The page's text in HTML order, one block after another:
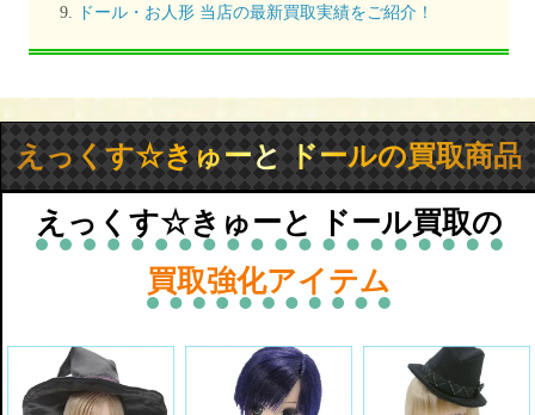
ドール・お人形 当店の最新買取実績をご紹介！
えっくす☆きゅーと ドールの買取商品
えっくす☆きゅーと ドール買取の
買取強化アイテム